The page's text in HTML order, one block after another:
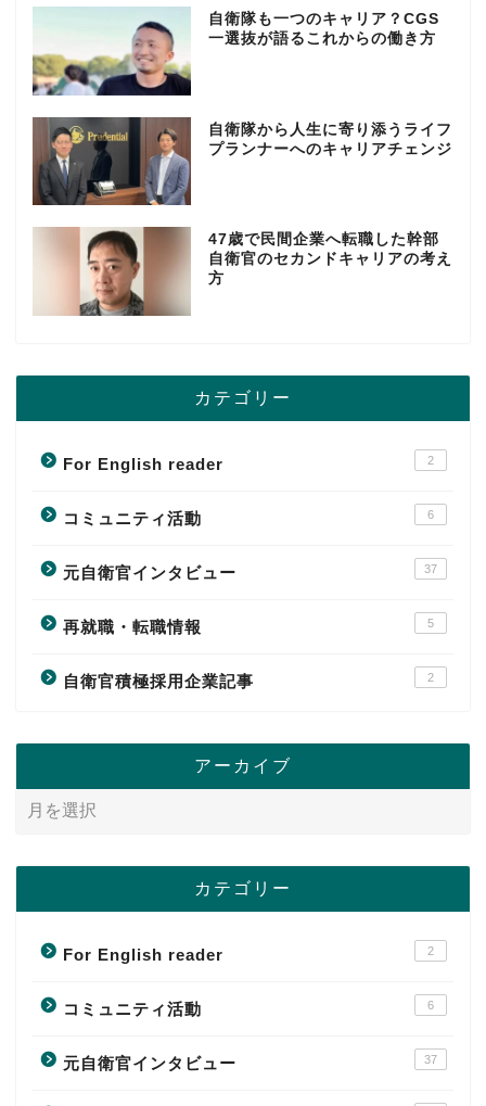
自衛隊も一つのキャリア？CGS
一選抜が語るこれからの働き方
自衛隊から人生に寄り添うライフ
プランナーへのキャリアチェンジ
47歳で民間企業へ転職した幹部
自衛官のセカンドキャリアの考え
方
カテゴリー
For English reader 2
コミュニティ活動 6
元自衛官インタビュー 37
再就職・転職情報 5
自衛官積極採用企業記事 2
アーカイブ
カテゴリー
For English reader 2
コミュニティ活動 6
元自衛官インタビュー 37